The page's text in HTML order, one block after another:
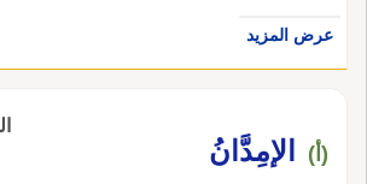
عرض المزيد
(أ) الإمِدَّانُ